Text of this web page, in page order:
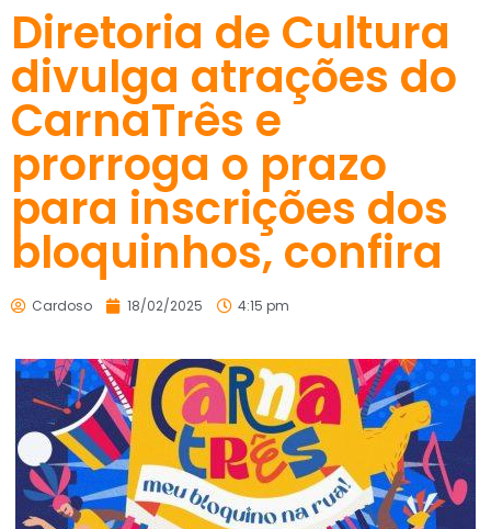
Diretoria de Cultura
divulga atrações do
CarnaTrês e
prorroga o prazo
para inscrições dos
bloquinhos, confira
Cardoso 18/02/2025 4:15 pm